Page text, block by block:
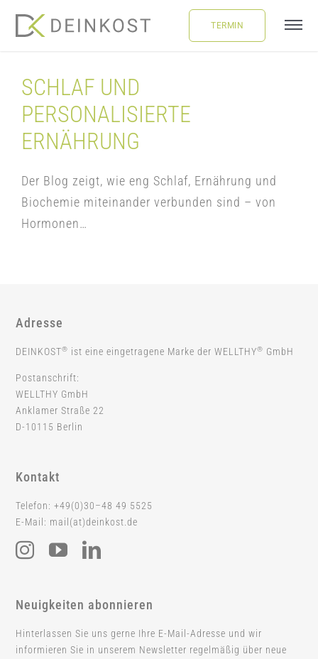
LEISTUNGEN
TERMIN
SCHLAF UND
PERSONALISIERTE
ERNÄHRUNG
Der Blog zeigt, wie eng Schlaf, Ernährung und
Biochemie miteinander verbunden sind – von
Hormonen…
Adresse
DEINKOST® ist eine eingetragene Marke der WELLTHY® GmbH
Postanschrift:
WELLTHY GmbH
Anklamer Straße 22
D-10115 Berlin
Kontakt
Telefon: +49(0)30–48 49 5525
E-Mail: mail(at)deinkost.de
Neuigkeiten abonnieren
Hinterlassen Sie uns gerne Ihre E-Mail-Adresse und wir
informieren Sie in unserem Newsletter regelmäßig über neue